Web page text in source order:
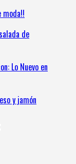
moda!!
de
Lo Nuevo en
y jamón